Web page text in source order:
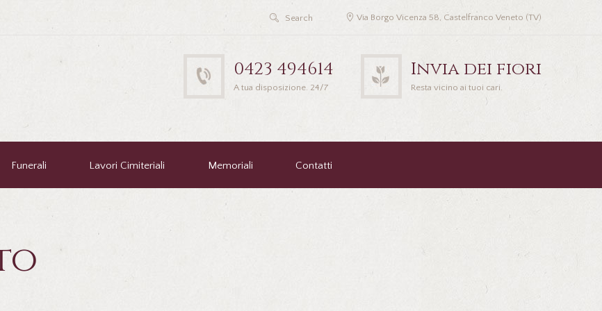
Via Borgo Vicenza 58, Castelfranco Veneto (TV)
0423 494614
A tua disposizione. 24/7
Invia dei fiori
Resta vicino ai tuoi cari.
Funerali Lavori Cimiteriali Memoriali Contatti